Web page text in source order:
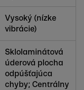
Vysoký (nízke
vibrácie)
Sklolaminátová
úderová plocha
odpúšťajúca
chyby; Centrálny